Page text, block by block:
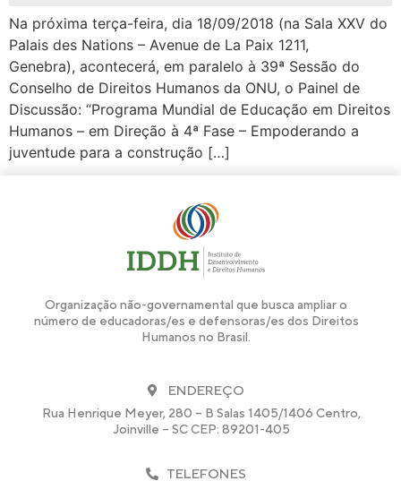
Na próxima terça-feira, dia 18/09/2018 (na Sala XXV do
Palais des Nations – Avenue de La Paix 1211,
Genebra), acontecerá, em paralelo à 39ª Sessão do
Conselho de Direitos Humanos da ONU, o Painel de
Discussão: “Programa Mundial de Educação em Direitos
Humanos – em Direção à 4ª Fase – Empoderando a
juventude para a construção […]
Organização não-governamental que busca ampliar o
número de educadoras/es e defensoras/es dos Direitos
Humanos no Brasil.
ENDEREÇO
Rua Henrique Meyer, 280 – B Salas 1405/1406 Centro,
Joinville – SC CEP: 89201-405
TELEFONES